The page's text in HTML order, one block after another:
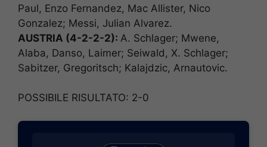
Paul, Enzo Fernandez, Mac Allister, Nico
Gonzalez; Messi, Julian Alvarez.
AUSTRIA (4-2-2-2): A. Schlager; Mwene,
Alaba, Danso, Laimer; Seiwald, X. Schlager;
Sabitzer, Gregoritsch; Kalajdzic, Arnautovic.
POSSIBILE RISULTATO: 2-0